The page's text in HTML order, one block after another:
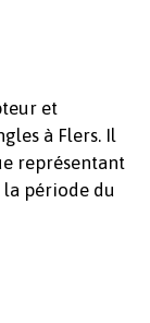
vide.
et
à Flers. Il
représentant
période du